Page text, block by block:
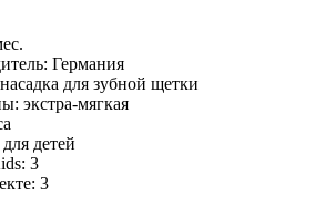
Германия
для зубной щетки
экстра-мягкая
детей
3
3